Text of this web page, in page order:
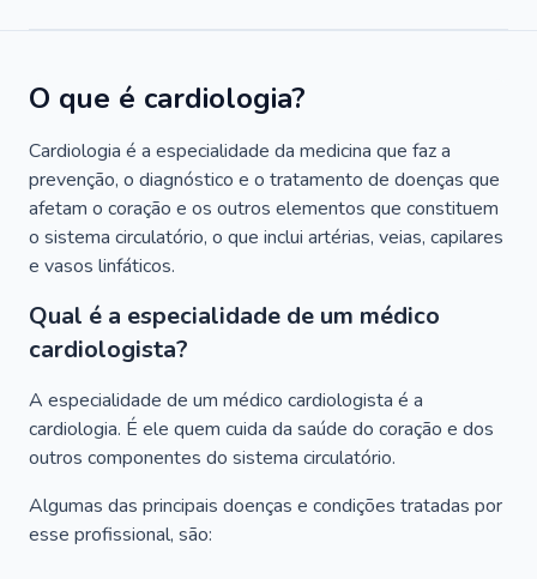
O que é cardiologia?
Cardiologia é a especialidade da medicina que faz a
prevenção, o diagnóstico e o tratamento de doenças que
afetam o coração e os outros elementos que constituem
o sistema circulatório, o que inclui artérias, veias, capilares
e vasos linfáticos.
Qual é a especialidade de um médico
cardiologista?
A especialidade de um médico cardiologista é a
cardiologia. É ele quem cuida da saúde do coração e dos
outros componentes do sistema circulatório.
Algumas das principais doenças e condições tratadas por
esse profissional, são: